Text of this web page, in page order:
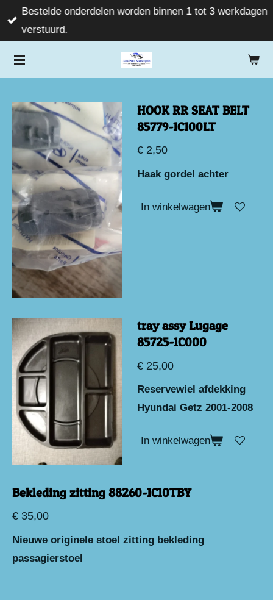
Ga
direct
de
Bestelde onderdelen worden binnen 1 tot 3 werkdagen
verstuurd.
HOOK RR SEAT BELT
85779-1C100LT
€ 2,50
Haak gordel achter
In winkelwagen
tray assy Lugage
85725-1C000
€ 25,00
Reservewiel afdekking
Hyundai Getz 2001-2008
In winkelwagen
Bekleding zitting 88260-1C10TBY
€ 35,00
Nieuwe originele stoel zitting bekleding
passagierstoel